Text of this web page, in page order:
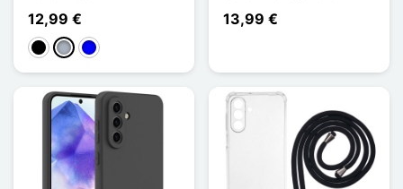
12,99 €
Schwarz
GrauBlau
13,99 €